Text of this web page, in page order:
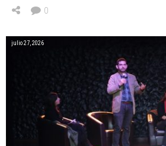
0
julio 27, 2026